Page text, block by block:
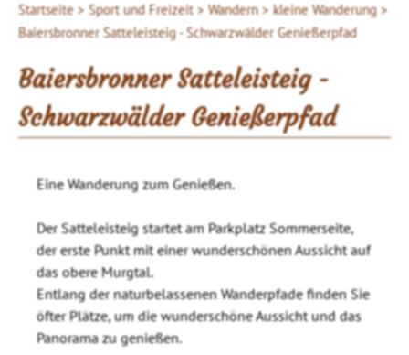
Startseite > Sport und Freizeit > Wandern > kleine Wanderung >
Baiersbronner Satteleisteig - Schwarzwälder Genießerpfad
Baiersbronner Satteleisteig -
Schwarzwälder Genießerpfad
Eine Wanderung zum Genießen.
Der Satteleisteig startet am Parkplatz Sommerseite,
der erste Punkt mit einer wunderschönen Aussicht auf
das obere Murgtal.
Entlang der naturbelassenen Wanderpfade finden Sie
öfter Plätze, um die wunderschöne Aussicht und das
Panorama zu genießen.